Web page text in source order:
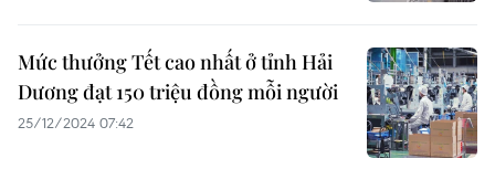
Mức thưởng Tết cao nhất ở tỉnh Hải
Dương đạt 150 triệu đồng mỗi người
25/12/2024 07:42